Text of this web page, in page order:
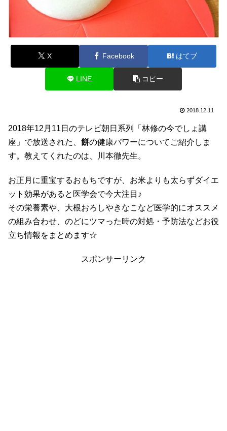
X Facebook はてブ
LINE コピー
2018.12.11
2018年12月11日のテレビ朝日系列「林修の今でしょ講
座」で放送された、 餅の健康パワーについてご紹介しま
す。教えてくれたのは、川本徹先生。
お正月に重宝するおもちですが、お米よりも太らずダイエ
ット効果があると医学会で今大注目♪
その栄養素や、大根おろしやきなこなど医学的にオススメ
の組み合わせ、のどにツマった時の対処・予防法などお役
立ち情報をまとめます☆
スポンサーリンク